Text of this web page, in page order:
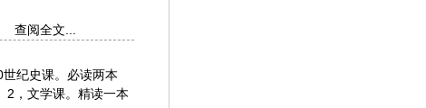
查阅全文...
史课。必读两本
，文学课。精读一本